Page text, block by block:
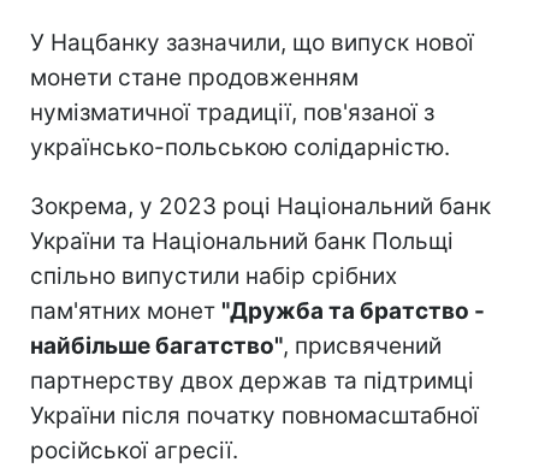
У Нацбанку зазначили, що випуск нової
монети стане продовженням
нумізматичної традиції, пов'язаної з
українсько-польською солідарністю.
Зокрема, у 2023 році Національний банк
України та Національний банк Польщі
спільно випустили набір срібних
пам'ятних монет "Дружба та братство -
найбільше багатство", присвячений
партнерству двох держав та підтримці
України після початку повномасштабної
російської агресії.